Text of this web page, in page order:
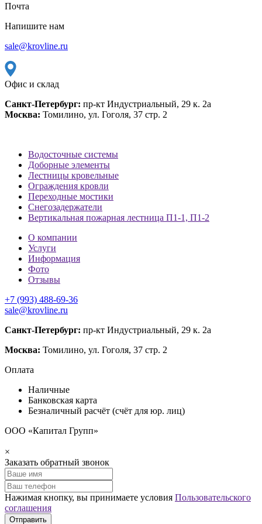
Почта
Напишите нам
sale@krovline.ru
Офис и склад
Санкт-Петербург: пр-кт Индустриальный, 29 к. 2а
Москва: Томилино, ул. Гоголя, 37 стр. 2
Водосточные системы
Доборные элементы
Лестницы кровельные
Ограждения кровли
Переходные мостики
Снегозадержатели
Вертикальная пожарная лестница П1-1, П1-2
О компании
Услуги
Информация
Фото
Отзывы
+7 (993) 488-69-36
sale@krovline.ru
Санкт-Петербург: пр-кт Индустриальный, 29 к. 2а
Москва: Томилино, ул. Гоголя, 37 стр. 2
Оплата
Наличные
Банковская карта
Безналичный расчёт (счёт для юр. лиц)
ООО «Капитал Групп»
×
Заказать обратный звонок
Нажимая кнопку, вы принимаете условия Пользовательского
соглашения